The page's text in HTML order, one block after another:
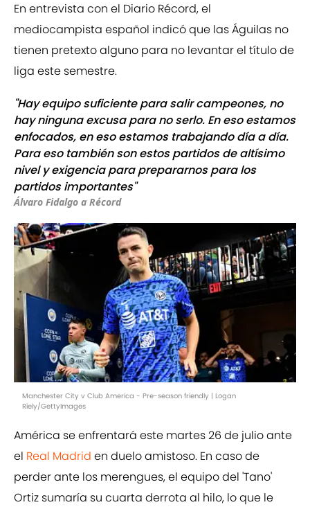
En entrevista con el Diario Récord, el
mediocampista español indicó que las Águilas no
tienen pretexto alguno para no levantar el título de
liga este semestre.
"Hay equipo suficiente para salir campeones, no
hay ninguna excusa para no serlo. En eso estamos
enfocados, en eso estamos trabajando día a día.
Para eso también son estos partidos de altísimo
nivel y exigencia para prepararnos para los
partidos importantes"
Álvaro Fidalgo a Récord
Manchester City v Club America - Pre-season friendly | Logan
Riely/GettyImages
América se enfrentará este martes 26 de julio ante
el Real Madrid en duelo amistoso. En caso de
perder ante los merengues, el equipo del 'Tano'
Ortiz sumaría su cuarta derrota al hilo, lo que le